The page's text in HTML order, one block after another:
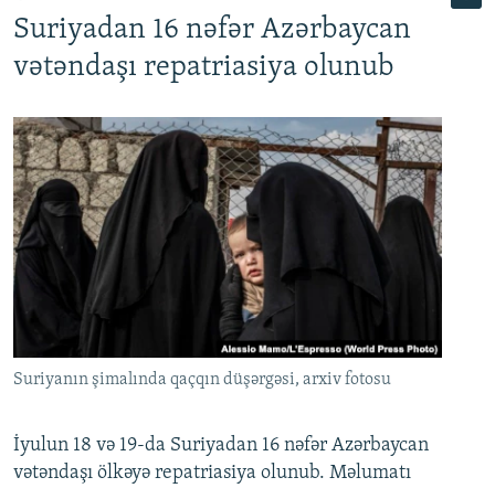
Suriyadan 16 nəfər Azərbaycan
vətəndaşı repatriasiya olunub
Suriyanın şimalında qaçqın düşərgəsi, arxiv fotosu
İyulun 18 və 19-da Suriyadan 16 nəfər Azərbaycan
vətəndaşı ölkəyə repatriasiya olunub. Məlumatı